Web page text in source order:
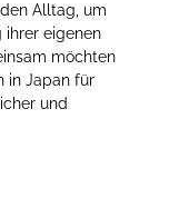
Alltag, um
ihrer eigenen
möchten
in Japan für
und